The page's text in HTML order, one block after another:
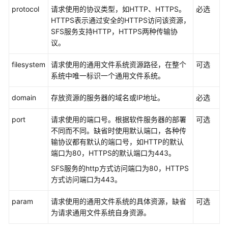
明
门
API
protocol
请求使用的协议类型，如HTTP、HTTPS。
HTTPS表示通过安全的HTTPS访问该资源，
SFS服务支持HTTP，HTTPS两种传输协
议。
必选
filesystem
请求使用的通用文件系统资源路径，在整个
系统中唯一标识一个通用文件系统。
可选
domain 存放资源的服务器的域名或IP地址。 必选
port
请求使用的端口号。根据软件服务器的部署
不同而不同。缺省时使用默认端口，各种传
输协议都有默认的端口号，如HTTP的默认
端口为80，HTTPS的默认端口为443。
SFS服务的http方式访问端口为80，HTTPS
方式访问端口为443。
可选
param
请求使用的通用文件系统的具体资源，缺省
为请求通用文件系统自身资源。
可选